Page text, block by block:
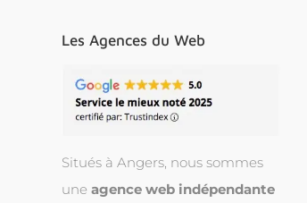
Les Agences du Web
Situés à Angers, nous sommes
une agence web indépendante